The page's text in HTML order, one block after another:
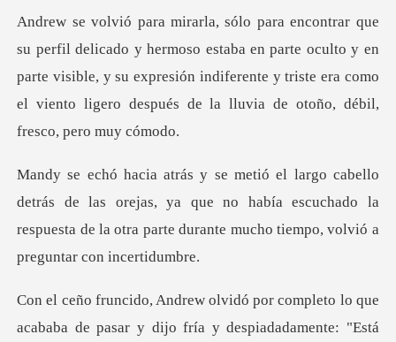
estaba en parte oculto y en
parte visible, y su expresión indiferente y triste era c
las orejas, ya que no había escuchado la
respuesta de la otra pa
dijo fría y despiadadamente: "Está